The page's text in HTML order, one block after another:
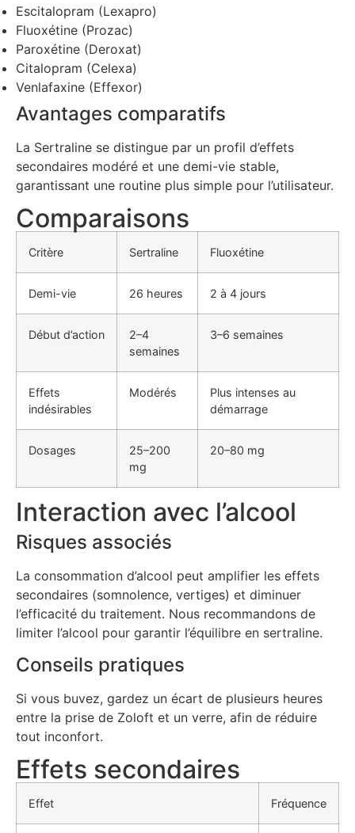
Escitalopram (Lexapro)
Fluoxétine (Prozac)
Paroxétine (Deroxat)
Citalopram (Celexa)
Venlafaxine (Effexor)
Avantages comparatifs
La Sertraline se distingue par un profil d’effets
secondaires modéré et une demi-vie stable,
garantissant une routine plus simple pour l’utilisateur.
Comparaisons
Critère Sertraline Fluoxétine
Demi-vie 26 heures 2 à 4 jours
Début d’action
2–4
semaines
3–6 semaines
Effets
indésirables
Modérés
Plus intenses au
démarrage
Dosages
25–200
mg
20–80 mg
Interaction avec l’alcool
Risques associés
La consommation d’alcool peut amplifier les effets
secondaires (somnolence, vertiges) et diminuer
l’efficacité du traitement. Nous recommandons de
limiter l’alcool pour garantir l’équilibre en sertraline.
Conseils pratiques
Si vous buvez, gardez un écart de plusieurs heures
entre la prise de Zoloft et un verre, afin de réduire
tout inconfort.
Effets secondaires
Effet Fréquence